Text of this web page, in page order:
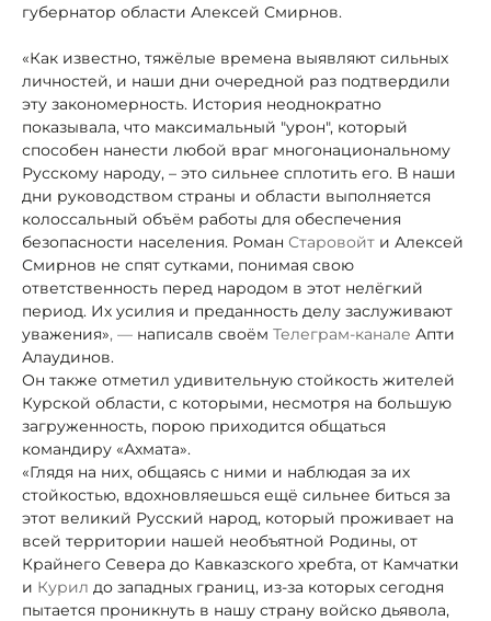
губернатор области Алексей Смирнов.
«Как известно, тяжёлые времена выявляют сильных
личностей, и наши дни очередной раз подтвердили
эту закономерность. История неоднократно
показывала, что максимальный "урон", который
способен нанести любой враг многонациональному
Русскому народу, – это сильнее сплотить его. В наши
дни руководством страны и области выполняется
колоссальный объём работы для обеспечения
безопасности населения. Роман Старовойт и Алексей
Смирнов не спят сутками, понимая свою
ответственность перед народом в этот нелёгкий
период. Их усилия и преданность делу заслуживают
уважения», — написалв своём Телеграм-канале Апти
Алаудинов.
Он также отметил удивительную стойкость жителей
Курской области, с которыми, несмотря на большую
загруженность, порою приходится общаться
командиру «Ахмата».
«Глядя на них, общаясь с ними и наблюдая за их
стойкостью, вдохновляешься ещё сильнее биться за
этот великий Русский народ, который проживает на
всей территории нашей необъятной Родины, от
Крайнего Севера до Кавказского хребта, от Камчатки
и Курил до западных границ, из-за которых сегодня
пытается проникнуть в нашу страну войско дьявола,